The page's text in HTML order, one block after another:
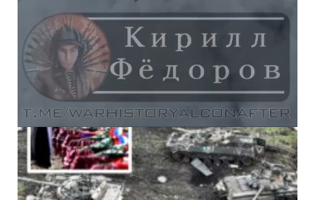
Jak dron z jasnego nieba! Najlepsze momenty z
zagłady rosyjskiego lotnictwa (WIDEO)